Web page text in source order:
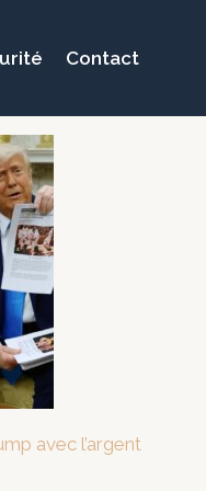
Contact
avec l’argent